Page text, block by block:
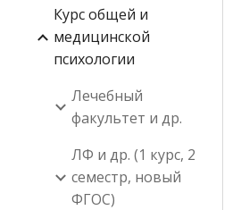
Курс общей и
медицинской
психологии
Лечебный
факультет и др.
ЛФ и др. (1 курс, 2
семестр, новый
ФГОС)